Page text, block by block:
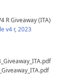
R Giveaway (ITA)
v4 r,2023